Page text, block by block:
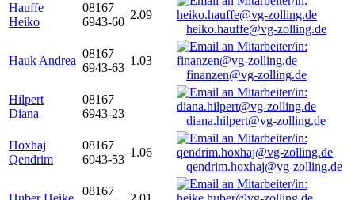
Hauffe
Heiko
08167
6943-60
2.09
heiko.hauffe@vg-zolling.de
Hauk Andrea
08167
6943-63
1.03
finanzen@vg-zolling.de
Hilpert
Diana
08167
6943-23
diana.hilpert@vg-zolling.de
Hoxhaj
Qendrim
08167
6943-53
1.06
qendrim.hoxhaj@vg-zolling.de
08167